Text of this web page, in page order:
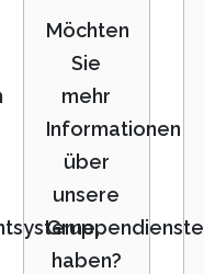
Möchten
Sie
mehr
Informationen
über
unsere
Gruppendienste
haben?